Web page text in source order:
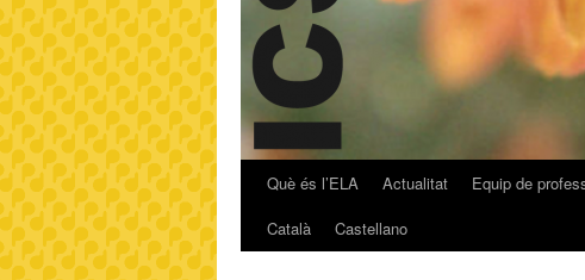
Què és l’ELA Actualitat Equip de
Català
Castellano